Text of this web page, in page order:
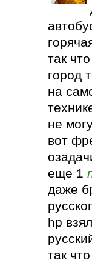
так
город
на
не
вот
еще 1
даже
hp
так